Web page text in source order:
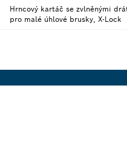
Hrncový kartáč se zvlněnými
pro malé úhlové brusky, X-Lock